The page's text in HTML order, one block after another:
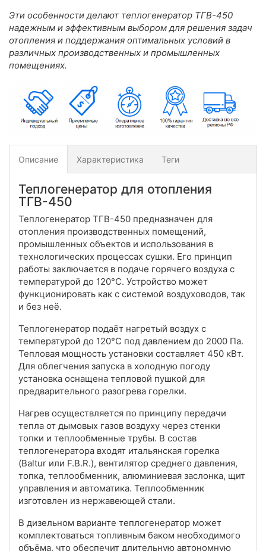
Эти особенности делают теплогенератор ТГВ-450
надежным и эффективным выбором для решения задач
отопления и поддержания оптимальных условий в
различных производственных и промышленных
помещениях.
Описание Характеристика Теги
Теплогенератор для отопления
ТГВ-450
Теплогенератор ТГВ-450 предназначен для
отопления производственных помещений,
промышленных объектов и использования в
технологических процессах сушки. Его принцип
работы заключается в подаче горячего воздуха с
температурой до 120°C. Устройство может
функционировать как с системой воздуховодов, так
и без неё.
Теплогенератор подаёт нагретый воздух с
температурой до 120°C под давлением до 2000 Па.
Тепловая мощность установки составляет 450 кВт.
Для облегчения запуска в холодную погоду
установка оснащена тепловой пушкой для
предварительного разогрева горелки.
Нагрев осуществляется по принципу передачи
тепла от дымовых газов воздуху через стенки
топки и теплообменные трубы. В состав
теплогенератора входят итальянская горелка
(Baltur или F.B.R.), вентилятор среднего давления,
топка, теплообменник, алюминиевая заслонка, щит
управления и автоматика. Теплообменник
изготовлен из нержавеющей стали.
В дизельном варианте теплогенератор может
комплектоваться топливным баком необходимого
объёма, что обеспечит длительную автономную